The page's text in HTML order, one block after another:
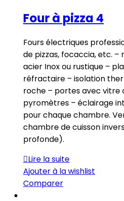
Four à pizza 4
Fours électriques
de pizzas, focaccia, etc.
acier Inox ou rustique –
réfractaire – isolation
roche – portes avec vitre
pyromètres – éclairage
pour chaque chambre.
chambre de cuisson
profonde).
Lire la suite
Ajouter à la wishlist
Comparer